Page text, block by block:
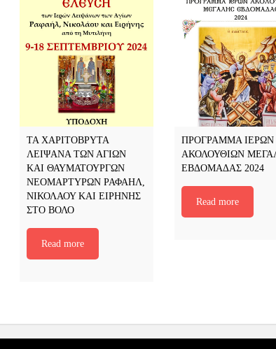
ΤΑ ΧΑΡΙΤΟΒΡΥΤΑ
ΛΕΙΨΑΝΑ ΤΩΝ ΑΓΙΩΝ
ΚΑΙ ΘΑΥΜΑΤΟΥΡΓΩΝ
ΝΕΟΜΑΡΤΥΡΩΝ ΡΑΦΑΗΛ,
ΝΙΚΟΛΑΟΥ ΚΑΙ ΕΙΡΗΝΗΣ
ΣΤΟ ΒΟΛΟ
Read more
ΠΡΟΓΡΑΜΜΑ ΙΕΡΩΝ
ΑΚΟΛΟΥΘΙΩΝ
ΕΒΔΟΜΑΔΑΣ 2024
Read more